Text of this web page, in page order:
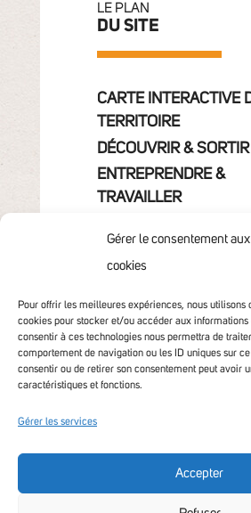
Gérer le consentement aux
cookies
Pour offrir les meilleures expériences, nous utilisons
cookies pour stocker et/ou accéder aux informations
consentir à ces technologies nous permettra de
comportement de navigation ou les ID uniques sur
consentir ou de retirer son consentement peut avoir
caractéristiques et fonctions.
Gérer les services
Accepter
LE PLAN
DU SITE
CARTE INTERACTIVE
TERRITOIRE
DÉCOUVRIR & SORTIR
ENTREPRENDRE &
TRAVAILLER
CONTACT
Accessibilité non